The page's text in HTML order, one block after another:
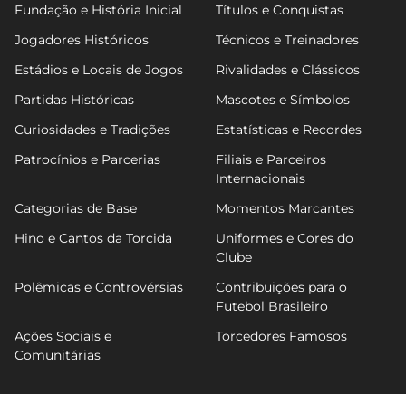
Fundação e História Inicial
Títulos e Conquistas
Jogadores Históricos
Técnicos e Treinadores
Estádios e Locais de Jogos
Rivalidades e Clássicos
Partidas Históricas
Mascotes e Símbolos
Curiosidades e Tradições
Estatísticas e Recordes
Patrocínios e Parcerias
Filiais e Parceiros
Internacionais
Categorias de Base
Momentos Marcantes
Hino e Cantos da Torcida
Uniformes e Cores do
Clube
Polêmicas e Controvérsias
Contribuições para o
Futebol Brasileiro
Ações Sociais e
Comunitárias
Torcedores Famosos